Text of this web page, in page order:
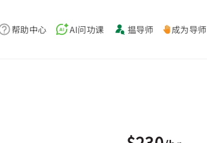
帮助中心 AI问功课 揾导师 成为导师